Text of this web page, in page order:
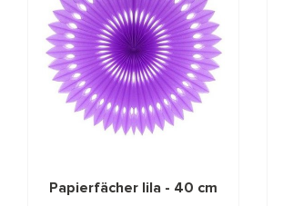
Papierfächer lila - 40 cm